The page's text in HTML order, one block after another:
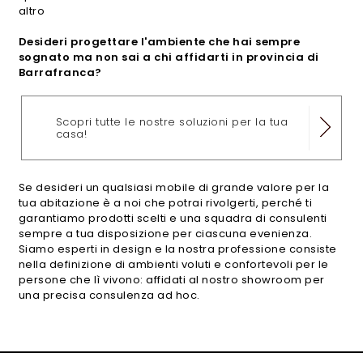
altro
Desideri progettare l'ambiente che hai sempre
sognato ma non sai a chi affidarti in provincia di
Barrafranca?
Scopri tutte le nostre soluzioni per la tua
casa!
Se desideri un qualsiasi mobile di grande valore per la
tua abitazione è a noi che potrai rivolgerti, perché ti
garantiamo prodotti scelti e una squadra di consulenti
sempre a tua disposizione per ciascuna evenienza.
Siamo esperti in design e la nostra professione consiste
nella definizione di ambienti voluti e confortevoli per le
persone che lì vivono: affidati al nostro showroom per
una precisa consulenza ad hoc.